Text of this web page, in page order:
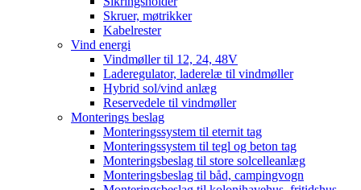
Skruer, møtrikker
Kabelrester
Vind energi
Vindmøller til 12, 24, 48V
Laderegulator, laderelæ til vindmøller
Hybrid sol/vind anlæg
Reservedele til vindmøller
Monterings beslag
Monteringssystem til eternit tag
Monteringssystem til tegl og beton tag
Monteringsbeslag til store solcelleanlæg
Monteringsbeslag til båd, campingvogn